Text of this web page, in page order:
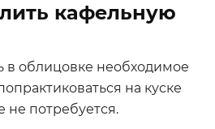
кафельную
в облицовке необходимое
на куске
не потребуется.